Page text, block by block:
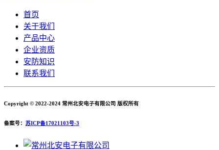
首页
关于我们
产品中心
企业资质
安防知识
联系我们
Copyright © 2022-2024 常州北安电子有限公司 版权所有
备案号： 苏ICP备17021103号-3